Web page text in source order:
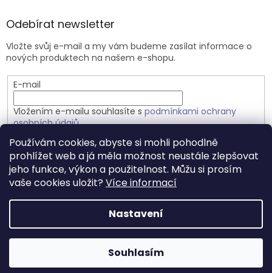
Používám cookies, abyste si mohli pohodlně
prohlížet web a já měla možnost neustále zlepšovat
jeho funkce, výkon a použitelnost. Můžu si prosím
vaše cookies uložit? Více informací
Nastavení
Souhlasím
Odebírat newsletter
Vložte svůj e-mail a my vám budeme zasílat informace o
nových produktech na našem e-shopu.
E-mail
Vložením e-mailu souhlasíte s podmínkami ochrany
osobních údajů
PŘIHLÁSIT SE
Copyright 2026Přírodně a zdravě.cz. Všechna práva
vyhrazena.